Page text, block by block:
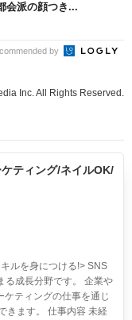
会派の顔つき...
by
Inc. All Rights Reserved.
ティング/ネイルOK/
ルを身につける!> SNS
る成長分野です。 企業や
ティングの仕事を通じ
きます。 仕事内容 未経